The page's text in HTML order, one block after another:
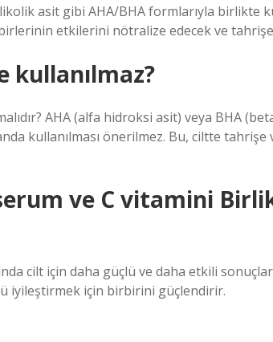
asit gibi AHA/BHA formlarıyla birlikte
etkilerini nötralize edecek ve
kullanılmaz?
AHA (alfa hidroksi asit) veya BHA
kullanılması önerilmez. Bu, ciltte tahrişe
ve C vitamini
cilt için daha güçlü ve daha etkili
iyileştirmek için birbirini güçlendirir.